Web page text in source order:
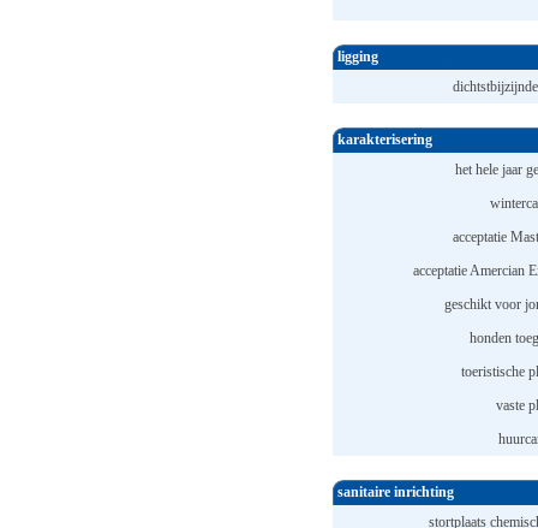
ligging
karakterisering
het hele jaar
acceptatie
acceptatie Amercian
geschikt voor
honden
toeristische
vaste
sanitaire inrichting
stortplaats